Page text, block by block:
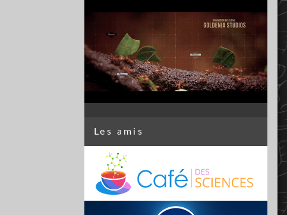
Les amis